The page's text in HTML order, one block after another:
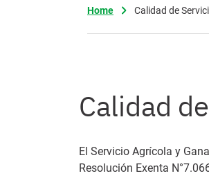
Home Calidad de
Calidad
El Servicio Agrícola y
Resolución Exenta